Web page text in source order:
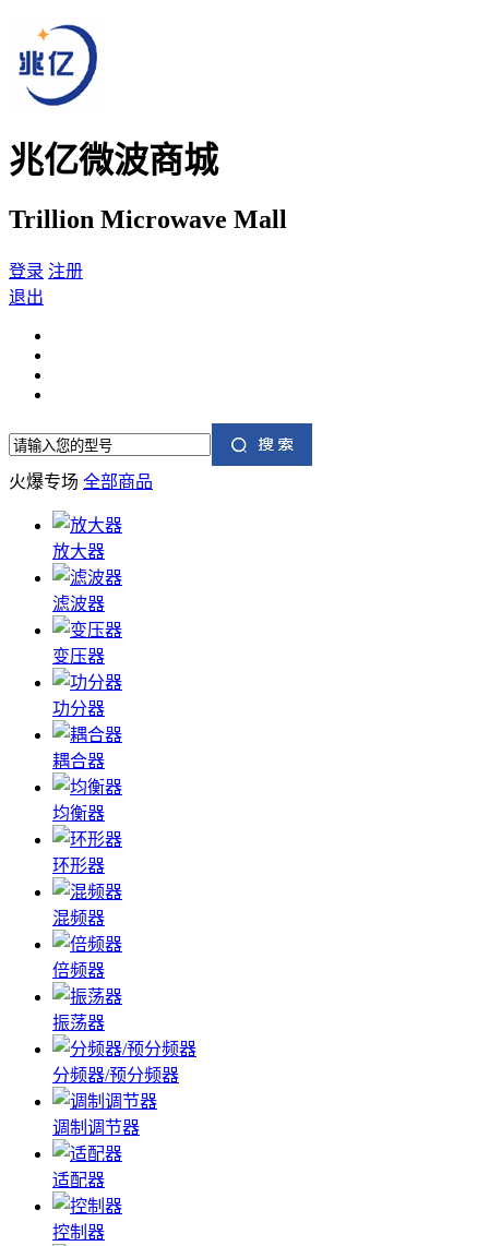
兆亿微波商城
Trillion Microwave Mall
登录 注册
退出
火爆专场 全部商品
放大器
滤波器
变压器
功分器
耦合器
均衡器
环形器
混频器
倍频器
振荡器
分频器/预分频器
调制调节器
适配器
控制器